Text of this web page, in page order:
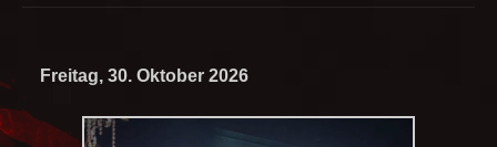
Freitag, 30. Oktober 2026